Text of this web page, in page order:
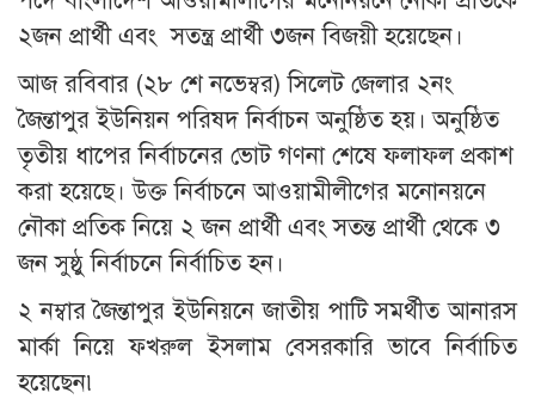
২জন প্রার্থী এবং সতন্ত্র প্রার্থী ৩জন বিজয়ী হয়েছেন।
আজ রবিবার (২৮ শে নভেম্বর) সিলেট জেলার ২নং
জৈন্তাপুর ইউনিয়ন পরিষদ নির্বাচন অনুষ্ঠিত হয়। অনুষ্ঠিত
তৃতীয় ধাপের নির্বাচনের ভোট গণনা শেষে ফলাফল প্রকাশ
করা হয়েছে। উক্ত নির্বাচনে আওয়ামীলীগের মনোনয়নে
নৌকা প্রতিক নিয়ে ২ জন প্রার্থী এবং সতন্ত প্রার্থী থেকে ৩
জন সুষ্ঠু নির্বাচনে নির্বাচিত হন।
২ নম্বার জৈন্তাপুর ইউনিয়নে জাতীয় পাটি সমর্থীত আনারস
মার্কা নিয়ে ফখরুল ইসলাম বেসরকারি ভাবে নির্বাচিত
হয়েছেন৷